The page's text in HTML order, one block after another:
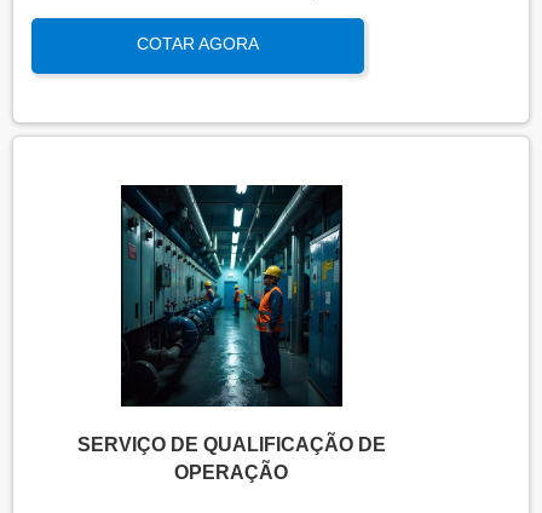
qualificação térmica é importante para garantir a
qualidade e eficiência de equipamentos que
precisam de controle de temperatura. É aplicada a
produtos, como autoclaves, estufas, câmaras frias,
qualificação térmica é apresentado em um relatório
técnico que contém informações como gráficos,
certificados de calibração e a conclusão das
condições funcionais.
COTAR AGORA
SERVIÇO DE QUALIFICAÇÃO DE
OPERAÇÃO